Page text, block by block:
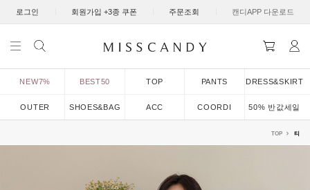
로그인 회원가입 +3종 쿠폰 주문조회 캔디APP 다운로드
NEW7% BEST50 TOP PANTS DRESS&SKIRT
OUTER SHOES&BAG ACC COORDI 50% 반값세일
TOP 티